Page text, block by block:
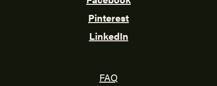
Pinterest
LinkedIn
FAQ